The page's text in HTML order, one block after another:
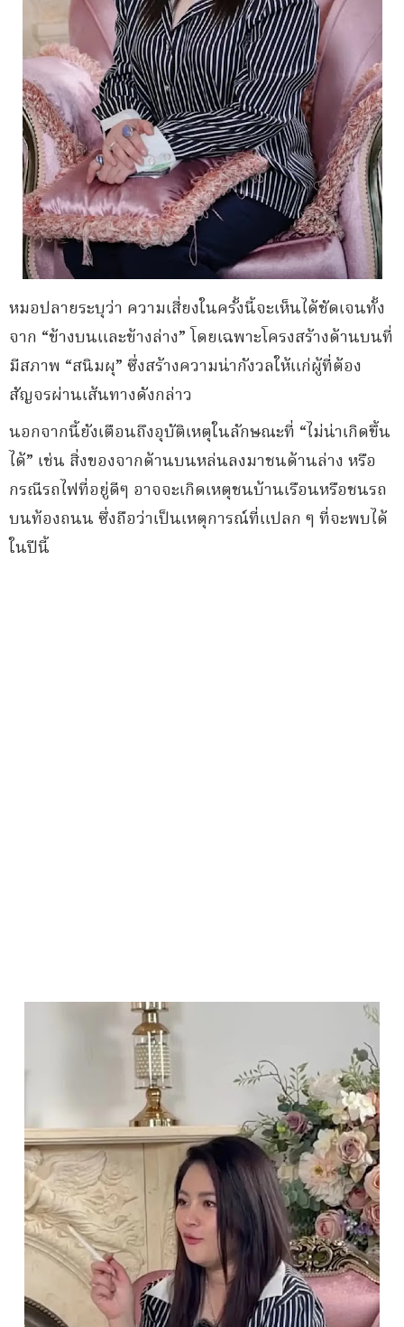
หมอปลายระบุว่า ความเสี่ยงในครั้งนี้จะเห็นได้ชัดเจนทั้ง
จาก “ข้างบนและข้างล่าง” โดยเฉพาะโครงสร้างด้านบนที่
มีสภาพ “สนิมผุ” ซึ่งสร้างความน่ากังวลให้แก่ผู้ที่ต้อง
สัญจรผ่านเส้นทางดังกล่าว
นอกจากนี้ยังเตือนถึงอุบัติเหตุในลักษณะที่ “ไม่น่าเกิดขึ้น
ได้” เช่น สิ่งของจากด้านบนหล่นลงมาชนด้านล่าง หรือ
กรณีรถไฟที่อยู่ดีๆ อาจจะเกิดเหตุชนบ้านเรือนหรือชนรถ
บนท้องถนน ซึ่งถือว่าเป็นเหตุการณ์ที่แปลก ๆ ที่จะพบได้
ในปีนี้